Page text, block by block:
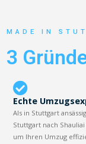
MADE IN
3
Echte
Als in Stuttgart
Stuttgart nach
um Ihren Umzug